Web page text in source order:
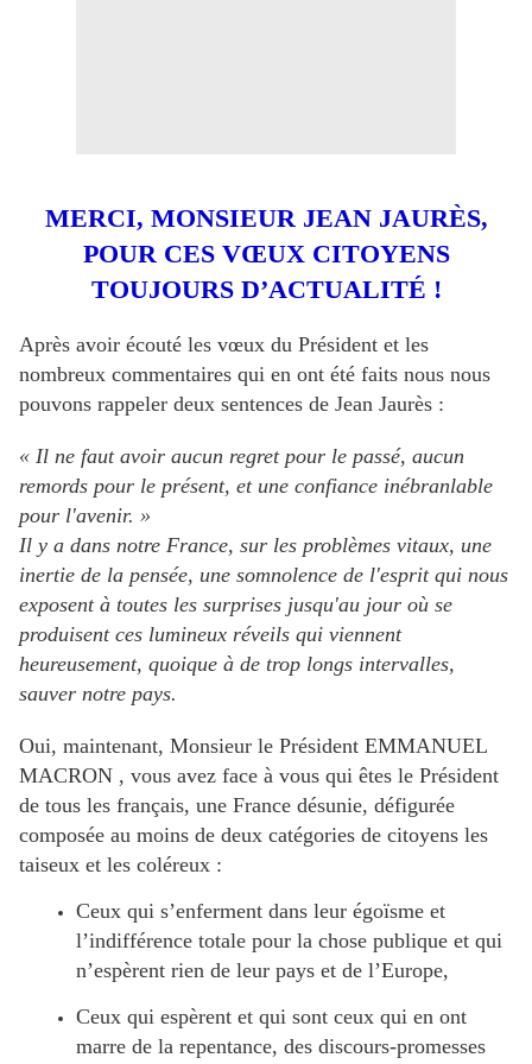
MERCI, MONSIEUR JEAN JAURÈS,
POUR CES VŒUX CITOYENS
TOUJOURS D’ACTUALITÉ !
Après avoir écouté les vœux du Président et les
nombreux commentaires qui en ont été faits nous nous
pouvons rappeler deux sentences de Jean Jaurès :
« Il ne faut avoir aucun regret pour le passé, aucun
remords pour le présent, et une confiance inébranlable
pour l'avenir. »
Il y a dans notre France, sur les problèmes vitaux, une
inertie de la pensée, une somnolence de l'esprit qui nous
exposent à toutes les surprises jusqu'au jour où se
produisent ces lumineux réveils qui viennent
heureusement, quoique à de trop longs intervalles,
sauver notre pays.
Oui, maintenant, Monsieur le Président EMMANUEL
MACRON , vous avez face à vous qui êtes le Président
de tous les français, une France désunie, défigurée
composée au moins de deux catégories de citoyens les
taiseux et les coléreux :
Ceux qui s’enferment dans leur égoïsme et
l’indifférence totale pour la chose publique et qui
n’espèrent rien de leur pays et de l’Europe,
Ceux qui espèrent et qui sont ceux qui en ont
marre de la repentance, des discours-promesses